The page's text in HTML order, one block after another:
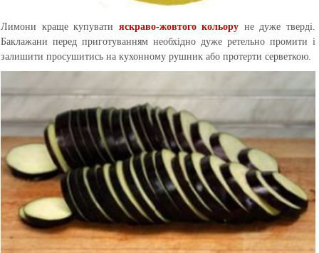
Лимони краще купувати яскраво-жовтого кольору не дуже тверді.
Баклажани перед приготуванням необхідно дуже ретельно промити і
залишити просушитись на кухонному рушник або протерти серветкою.